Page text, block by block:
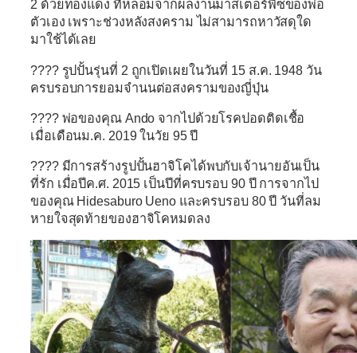
2 ด้วยทองแดง ที่หลอมจากผลงานมาสเตอร์พีซของพ่อ
ตัวเอง เพราะช่วงหลังสงคราม ไม่สามารถหาวัสดุใด
มาใช้ได้เลย
????รูปปั้นรุ่นที่ 2 ถูกเปิดเผยในวันที่ 15 ส.ค. 1948 วัน
ครบรอบการยอมจำนนต่อสงครามของญี่ปุ่น
????พ่อของคุณ Ando จากไปด้วยโรคปอดติดเชื้อ
เมื่อเดือนม.ค. 2019 ในวัย 95 ปี
????มีการสร้างรูปปั้นฮาจิโคได้พบกับเจ้านายอันเป็น
ที่รัก เมื่อปีค.ศ. 2015 เป็นปีที่ครบรอบ 90 ปี การจากไป
ของคุณ Hidesaburo Ueno และครบรอบ 80 ปี วันที่ลม
หายใจสุดท้ายของฮาจิโคหมดลง